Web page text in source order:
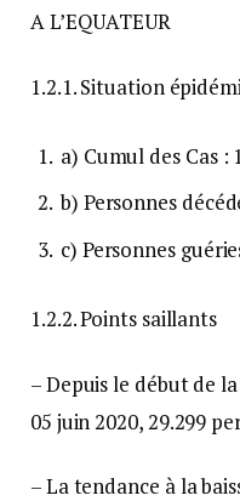
A L’EQUATEUR
1.2.1. Situation
a) Cumul des Cas :
b) Personnes
c) Personnes
1.2.2. Points saillants
– Depuis le début de
05 juin 2020, 29.299
– La tendance à la